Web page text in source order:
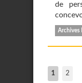
de
Archives
1 2